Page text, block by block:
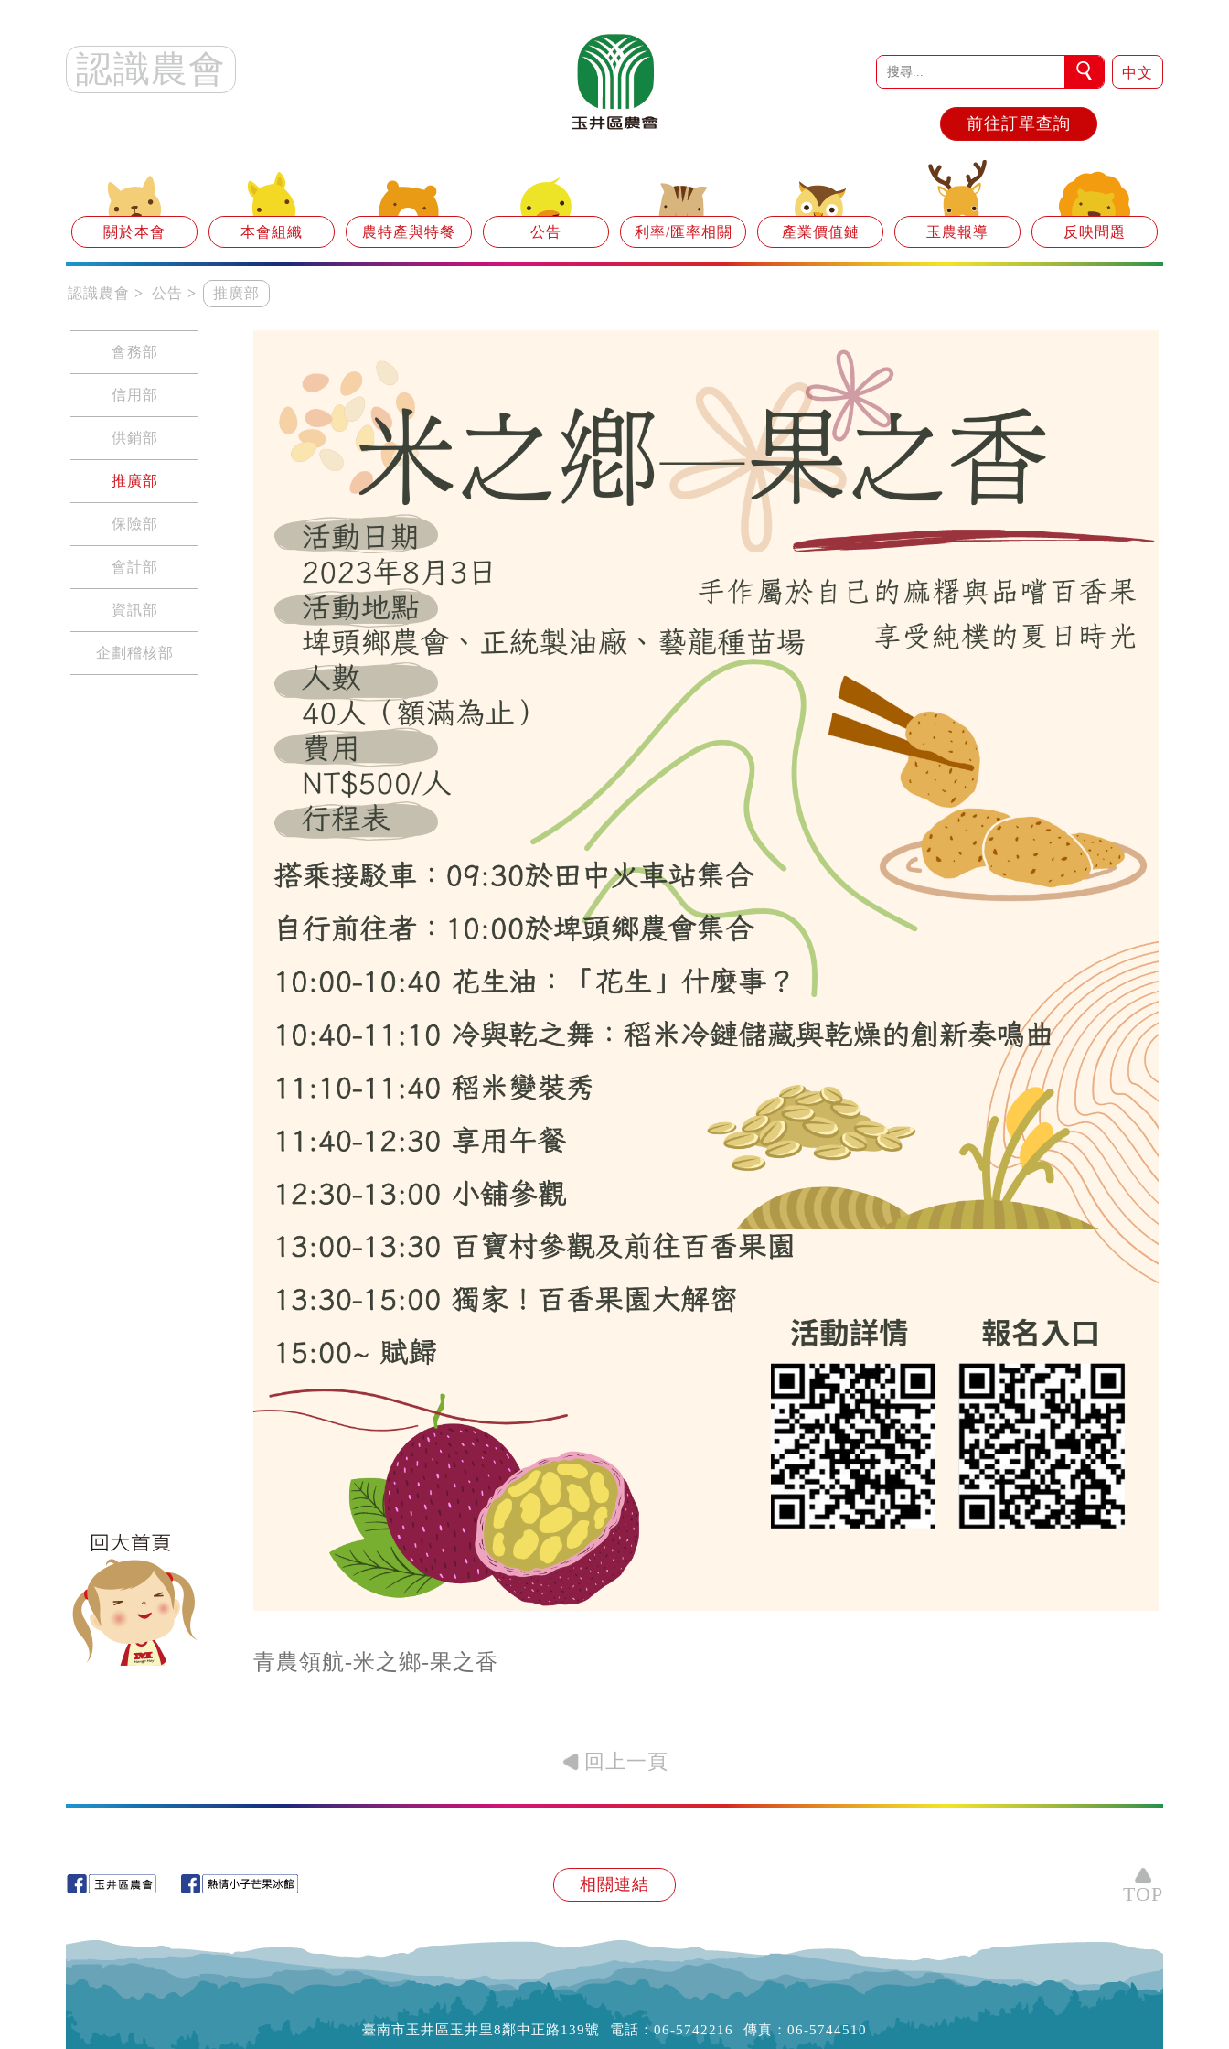
認識農會 中文
前往訂單查詢
關於本會 本會組織 農特產與特餐 公告 利率/匯率相關 產業價值鏈 玉農報導 反映問題
認識農會 公告 推廣部
會務部
信用部
供銷部
推廣部
保險部
會計部
資訊部
企劃稽核部
青農領航-米之鄉-果之香
回上一頁
相關連結 TOP
臺南市玉井區玉井里8鄰中正路139號 電話：06-5742216
傳真：06-5744510